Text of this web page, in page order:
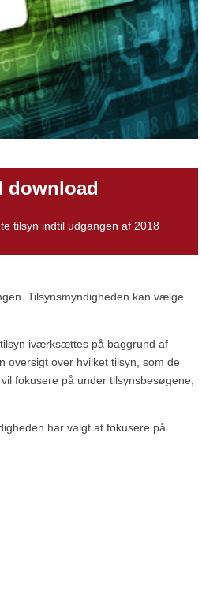
download
tilsyn indtil udgangen af 2018
Tilsynsmyndigheden kan vælge
iværksættes på baggrund af
oversigt over hvilket tilsyn, som de
fokusere på under tilsynsbesøgene,
har valgt at fokusere på